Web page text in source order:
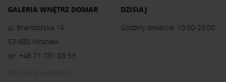
GALERIA WNĘTRZ DOMAR
ul. Braniborska 14
53-680 Wrocław
tel. +48 71 781 03 53
DZISIAJ
Godziny otwarcia: 10:00-20:00